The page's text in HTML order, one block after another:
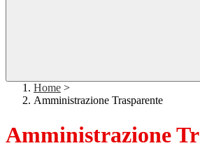
Home >
Amministrazione Trasparente
Amministrazione